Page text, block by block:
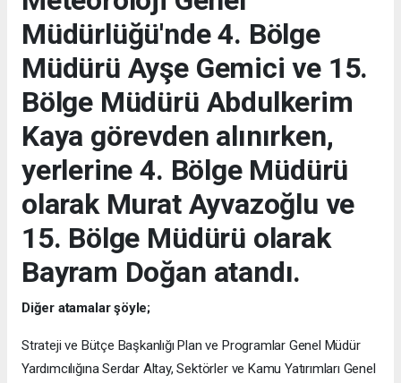
Müdürlüğü'nde 4. Bölge
Müdürü Ayşe Gemici ve 15.
Bölge Müdürü Abdulkerim
Kaya görevden alınırken,
yerlerine 4. Bölge Müdürü
olarak Murat Ayvazoğlu ve
15. Bölge Müdürü olarak
Bayram Doğan atandı.
Diğer atamalar şöyle;
Strateji ve Bütçe Başkanlığı Plan ve Programlar Genel Müdür
Yardımcılığına Serdar Altay, Sektörler ve Kamu Yatırımları Genel